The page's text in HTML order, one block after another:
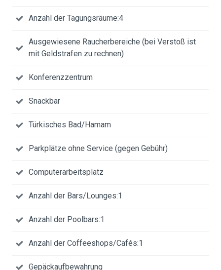
Anzahl der Tagungsräume:4
Ausgewiesene Raucherbereiche (bei Verstoß ist
mit Geldstrafen zu rechnen)
Konferenzzentrum
Snackbar
Türkisches Bad/Hamam
Parkplätze ohne Service (gegen Gebühr)
Computerarbeitsplatz
Anzahl der Bars/Lounges:1
Anzahl der Poolbars:1
Anzahl der Coffeeshops/Cafés:1
Gepäckaufbewahrung